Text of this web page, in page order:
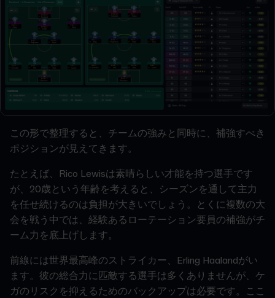
この形で整理すると、チームの強みと同時に、補強すべき
ポジションが見えてきます。
たとえば、Rico Lewisは素晴らしい才能を持つ選手です
が、20歳という年齢を考えると、シーズンを通して主力
を任せ続けるのは負担が大きいでしょう。とくに複数の大
会を戦う中では、経験あるローテーション要員の補強がチ
ーム力を底上げします。
前線には世界最高峰のストライカー、Erling Haalandがい
ます。彼の総合力に匹敵する選手は多くありませんが、ケ
ガのリスクを抑えるためのバックアップは必要です。ここ